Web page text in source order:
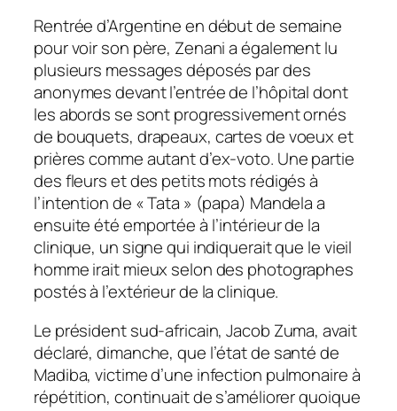
Rentrée d’Argentine en début de semaine
pour voir son père, Zenani a également lu
plusieurs messages déposés par des
anonymes devant l’entrée de l’hôpital dont
les abords se sont progressivement ornés
de bouquets, drapeaux, cartes de voeux et
prières comme autant d’ex-voto. Une partie
des fleurs et des petits mots rédigés à
l’intention de « Tata » (papa) Mandela a
ensuite été emportée à l’intérieur de la
clinique, un signe qui indiquerait que le vieil
homme irait mieux selon des photographes
postés à l’extérieur de la clinique.
Le président sud-africain, Jacob Zuma, avait
déclaré, dimanche, que l’état de santé de
Madiba, victime d’une infection pulmonaire à
répétition, continuait de s’améliorer quoique